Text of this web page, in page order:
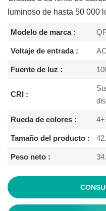
luminoso de hasta 50 000
Modelo de marca :
Voltaje de entrada :
Fuente de luz :
CRI :
Rueda de colores :
Tamaño del producto :
Peso neto :